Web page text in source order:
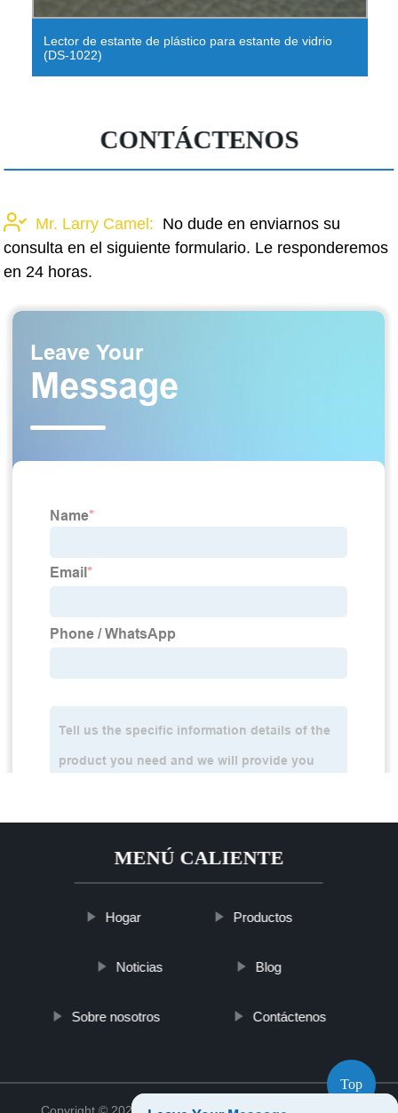
de estante de plástico para estante de vidrio
1022)
CONTÁCTENOS
Mr. Larry Camel: No dude en enviarnos su
consulta en el siguiente formulario. Le responderemos
en 24 horas.
MENÚ CALIENTE
Hogar Productos
Noticias Blog
Sobre nosotros Contáctenos
Top